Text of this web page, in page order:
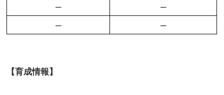
–
–
–
–
【育成情報】